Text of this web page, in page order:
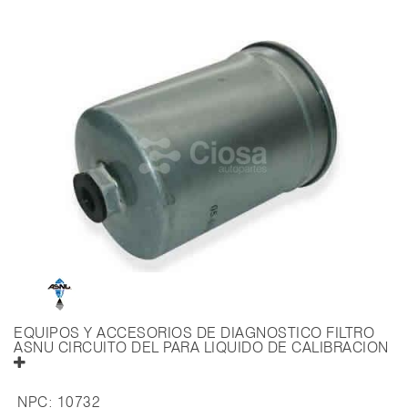
EQUIPOS Y ACCESORIOS DE DIAGNOSTICO FILTRO
ASNU CIRCUITO DEL PARA LIQUIDO DE CALIBRACION
NPC: 10732